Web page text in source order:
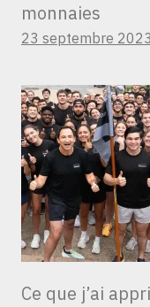
monnaies
23 septembre 2023
Ce que j’ai